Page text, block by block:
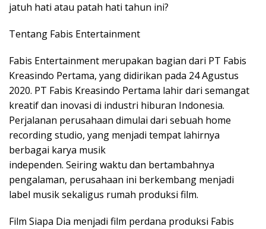
jatuh hati atau patah hati tahun ini?
Tentang Fabis Entertainment
Fabis Entertainment merupakan bagian dari PT Fabis
Kreasindo Pertama, yang didirikan pada 24 Agustus
2020. PT Fabis Kreasindo Pertama lahir dari semangat
kreatif dan inovasi di industri hiburan Indonesia.
Perjalanan perusahaan dimulai dari sebuah home
recording studio, yang menjadi tempat lahirnya
berbagai karya musik
independen. Seiring waktu dan bertambahnya
pengalaman, perusahaan ini berkembang menjadi
label musik sekaligus rumah produksi film.
Film Siapa Dia menjadi film perdana produksi Fabis